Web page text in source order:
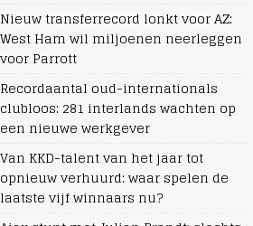
Nieuw transferrecord lonkt voor AZ:
West Ham wil miljoenen neerleggen
voor Parrott
Recordaantal oud-internationals
clubloos: 281 interlands wachten op
een nieuwe werkgever
Van KKD-talent van het jaar tot
opnieuw verhuurd: waar spelen de
laatste vijf winnaars nu?